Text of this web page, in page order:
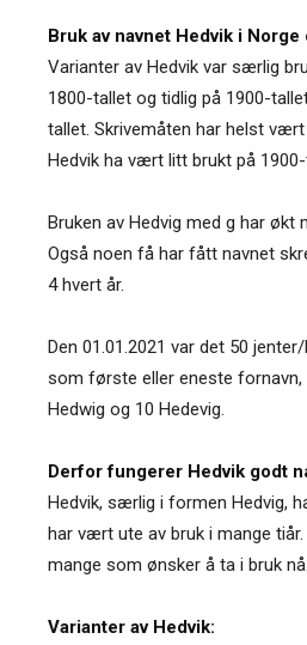
Bruk av navnet Hedvik i Norge
Varianter av Hedvik var særlig
1800-tallet og tidlig på 1900-
tallet. Skrivemåten har helst vært
Hedvik ha vært litt brukt på 1900-
Bruken av Hedvig med g har økt
Også noen få har fått navnet
4 hvert år.
Den 01.01.2021 var det 50
som første eller eneste fornavn,
Hedwig og 10 Hedevig.
Derfor fungerer Hedvik godt
Hedvik, særlig i formen Hedvig,
har vært ute av bruk i mange tiår.
mange som ønsker å ta i bruk nå.
Varianter av Hedvik: